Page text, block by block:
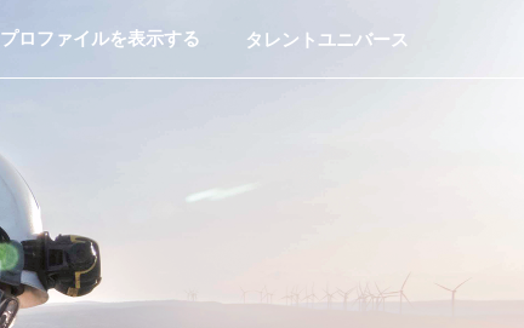
プロファイルを表示する タレントユニバース